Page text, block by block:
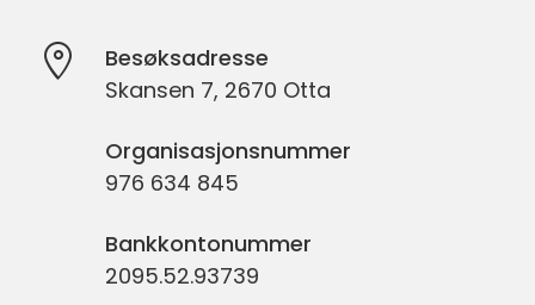
Besøksadresse
Skansen 7, 2670 Otta
Organisasjonsnummer
976 634 845
Bankkontonummer
2095.52.93739